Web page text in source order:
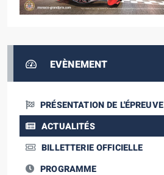
EVÈNEMENT
PRÉSENTATION DE L'ÉPREUVE
ACTUALITÉS
BILLETTERIE OFFICIELLE
PROGRAMME